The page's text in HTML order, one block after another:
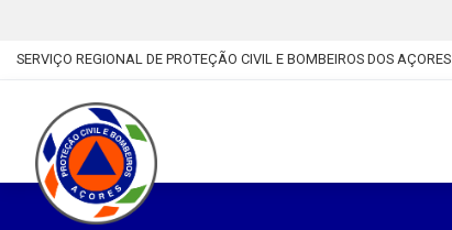
SERVIÇO REGIONAL DE PROTEÇÃO CIVIL E BOMBEIROS DOS AÇORES